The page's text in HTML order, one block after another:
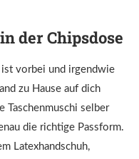
der Chipsdose
ist vorbei und irgendwie
zu Hause auf dich
Taschenmuschi selber
die richtige Passform.
Latexhandschuh,